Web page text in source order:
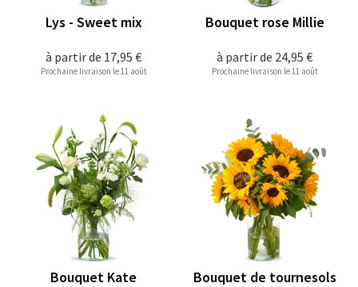
à partir de 17,95 €
Lys - Sweet mix
Prochaine livraison le 11 août
à partir de 24,95 €
Bouquet rose Millie
Prochaine livraison le 11 août
Bouquet Kate
Bouquet de tournesols